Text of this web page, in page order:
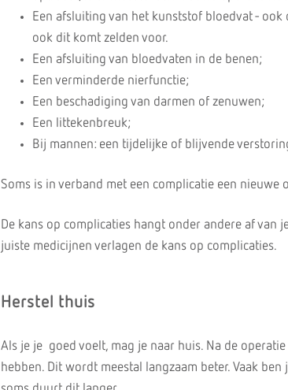
Een afsluiting van het kunststof bloedvat -
ook dit komt zelden voor.
Een afsluiting van bloedvaten in de benen;
Een verminderde nierfunctie;
Een beschadiging van darmen of zenuwen;
Een littekenbreuk;
Bij mannen: een tijdelijke of blijvende
Soms is in verband met een complicatie een nieuwe
De kans op complicaties hangt onder andere af van
juiste medicijnen verlagen de kans op complicaties.
Herstel thuis
Als je je goed voelt, mag je naar huis. Na de
hebben. Dit wordt meestal langzaam beter. Vaak